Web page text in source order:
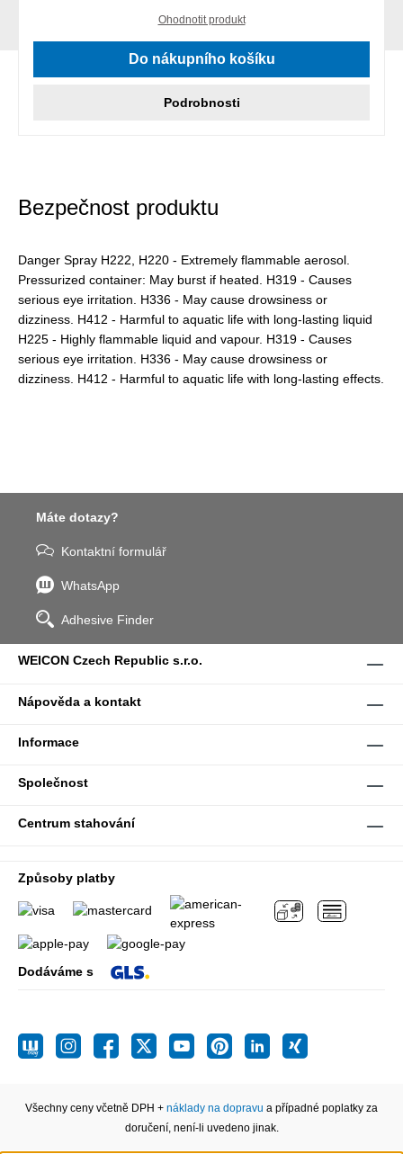
Ohodnotit produkt
Do nákupního košíku
Podrobnosti
Bezpečnost produktu
Danger Spray H222, H220 - Extremely flammable aerosol.
Pressurized container: May burst if heated. H319 - Causes
serious eye irritation. H336 - May cause drowsiness or
dizziness. H412 - Harmful to aquatic life with long-lasting liquid
H225 - Highly flammable liquid and vapour. H319 - Causes
serious eye irritation. H336 - May cause drowsiness or
dizziness. H412 - Harmful to aquatic life with long-lasting effects.
Máte dotazy?
Kontaktní formulář
WhatsApp
Adhesive Finder
WEICON Czech Republic s.r.o.
Nápověda a kontakt
Informace
Společnost
Centrum stahování
Způsoby platby
Dodáváme s
Všechny ceny včetně DPH + náklady na dopravu a případné poplatky za
doručení, není-li uvedeno jinak.